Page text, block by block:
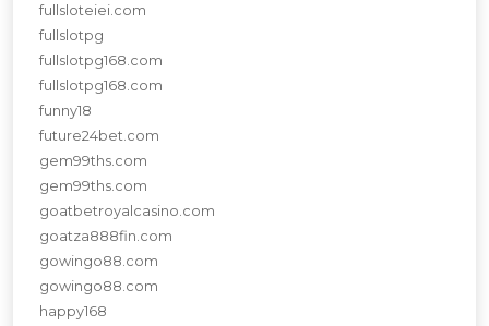
fullsloteiei.com
fullslotpg
fullslotpg168.com
fullslotpg168.com
funny18
future24bet.com
gem99ths.com
gem99ths.com
goatbetroyalcasino.com
goatza888fin.com
gowingo88.com
gowingo88.com
happy168